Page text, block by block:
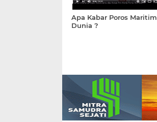
Apa Kabar Poros Maritim
Dunia ?